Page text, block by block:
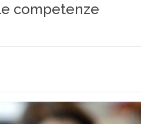
competenze